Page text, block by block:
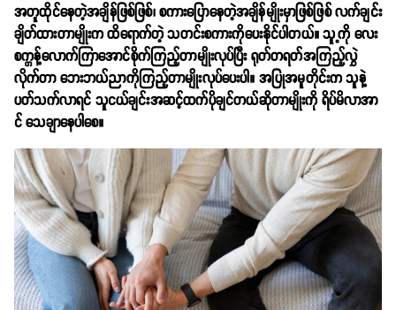
အတူထိုင်နေတဲ့အချိန်ဖြစ်ဖြစ်၊ စကားပြောနေတဲ့အချိန်မျိုးမှာဖြစ်ဖြစ် လက်ချင်း
ချိတ်ထားတာမျိုးက ထိရောက်တဲ့ သတင်းစကားကိုပေးနိုင်ပါတယ်။ သူ့ကို လေး
စက္ကန့်လောက်ကြာအောင်စိုက်ကြည့်တာမျိုးလုပ်ပြီး ရုတ်တရတ်အကြည့်လွှဲ
လိုက်တာ ဘေးဘယ်ညာကိုကြည့်တာမျိုးလုပ်ပေးပါ။ အပြုအမူတိုင်းက သူနဲ့
ပတ်သက်လာရင် သူငယ်ချင်းအဆင့်ထက်ပိုချင်တယ်ဆိုတာမျိုးကို ရိပ်မိလာအာ
င် သေချာနေပါစေ။